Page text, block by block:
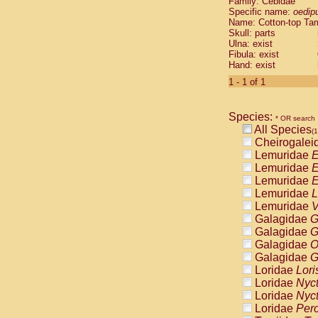
Cebidae
Cebidae
Cebidae
Cebidae
Cebidae
Cebidae
Cebidae
Cebidae
Cebidae
Cebidae
Cebidae
Cebidae
Atelidae
Atelidae
Atelidae
Atelidae
Atelidae
Atelidae
Atelidae
Atelidae
Atelidae
Atelidae
Pitheciidae
Specific name:
Name: Cotton-top
Skull: parts
Ulna: exist
Fibula: exist
Hand: exist
1 - 1 of 1
Species: * OR search
All Species
Lemuridae
Lemuridae
Lemuridae
Lemuridae
Lemuridae
Galagidae
Galagidae
Galagidae
Galagidae
Loridae
Loridae
Loridae
Loridae